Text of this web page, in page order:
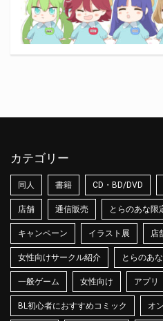
カテゴリー
同人 書籍 CD・BD/DVD
店舗 通信販売 とらのあな限
キャンペーン イラスト展 店
女性向けサークル紹介 とらのあ
一般ゲーム 女性向け アプリ
BL初心者におすすめコミック オ